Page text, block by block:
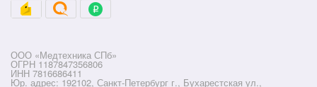
ООО «Медтехника СПб»
ОГРН 1187847356806
ИНН 7816686411
Юр. адрес: 192102, Санкт-Петербург г., Бухарестская ул.,